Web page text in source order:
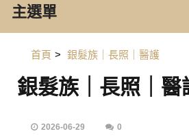
主選單
首頁 > 銀髮族｜長照｜醫護
銀髮族｜長照｜醫
2026-06-29 0